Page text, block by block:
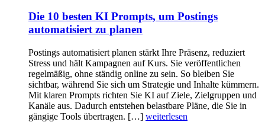
Die 10 besten KI Prompts, um Postings
automatisiert zu planen
Postings automatisiert planen stärkt Ihre Präsenz, reduziert
Stress und hält Kampagnen auf Kurs. Sie veröffentlichen
regelmäßig, ohne ständig online zu sein. So bleiben Sie
sichtbar, während Sie sich um Strategie und Inhalte kümmern.
Mit klaren Prompts richten Sie KI auf Ziele, Zielgruppen und
Kanäle aus. Dadurch entstehen belastbare Pläne, die Sie in
gängige Tools übertragen. […] weiterlesen